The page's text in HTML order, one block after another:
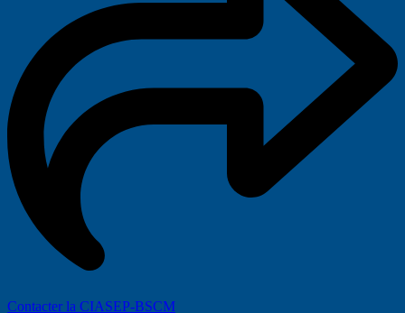
Contacter la CIASEP-BSCM